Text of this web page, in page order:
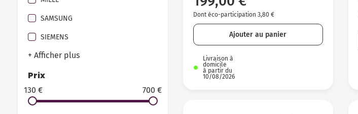
SAMSUNG
SIEMENS
+ Afficher plus
Prix
130 € 700 €
Dont éco-participation 3,80 €
Ajouter au panier
Livraison à
domicile
à partir du
10/08/2026